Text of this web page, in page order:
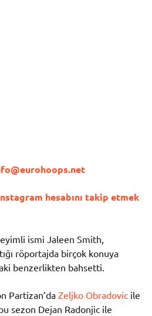
hesabını takip etmek
ismi Jaleen Smith,
röportajda birçok konuya
benzerlikten bahsetti.
Partizan’da Zeljko Obradovic ile
sezon Dejan Radonjic ile